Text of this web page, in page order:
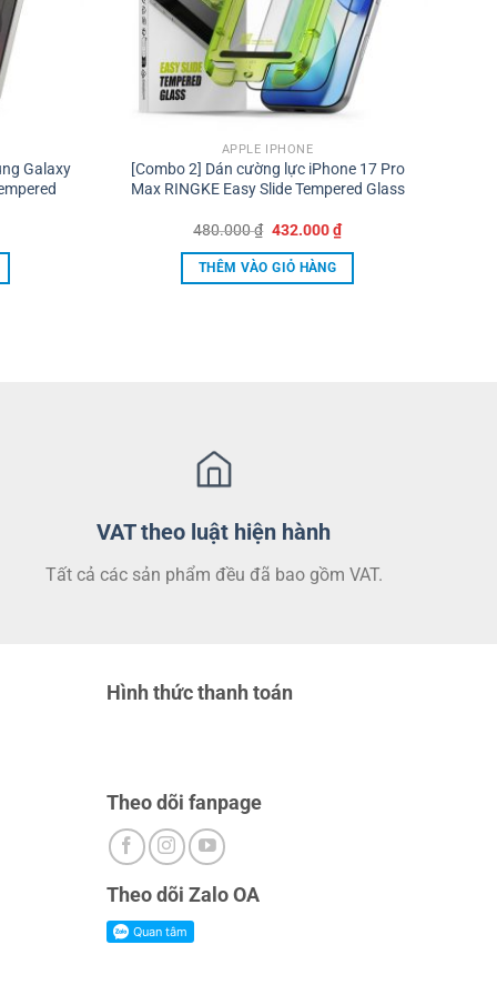
Galaxy
APPLE IPHONE
[Combo 2] Dán cường lực iPhone 17 Pro
Max RINGKE Easy Slide Tempered Glass
480.000₫ Giá
là:
480.000 ₫.
432.000₫Giá
THÊM VÀO GIỎ HÀNG
VAT theo luật hiện hành
Tất cả các sản phẩm đều đã bao gồm VAT.
Hình thức thanh toán
Theo dõi fanpage
Theo dõi Zalo OA